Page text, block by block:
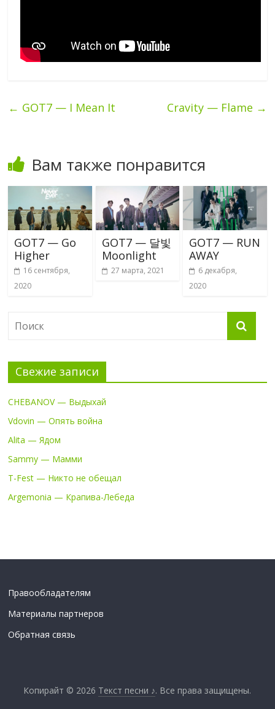
← GOT7 — I Mean It Cravity — Flame →
Вам также понравится
GOT7 — Go
Higher
16 сентября,
2020
GOT7 — 달빛
Moonlight
27 марта, 2021
GOT7 — RUN
AWAY
6 декабря,
2020
Свежие записи
CHEBANOV — Выдыхай
Vdovin — Опять война
Alita — Ядом
Sammy — Мамми
T-Fest — Никто не обещал
Argemonia — Крапива-Лебеда
Правообладателям
Материалы партнеров
Обратная связь
Копирайт © 2026 Текст песни ♪. Все права защищены.